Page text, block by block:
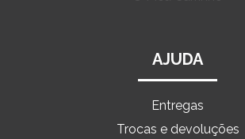
AJUDA
Entregas
Trocas e devoluções